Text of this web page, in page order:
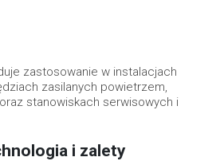
zastosowanie w instalacjach
zasilanych powietrzem,
stanowiskach serwisowych i
i zalety